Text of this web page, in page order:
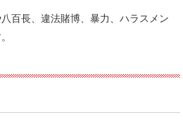
百長、違法賭博、暴力、ハラスメン